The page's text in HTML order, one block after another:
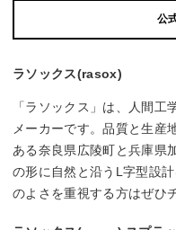
公
ラソックス(rasox)
「ラソックス」は、人間
メーカーです。品質と生産
ある奈良県広陵町と兵庫県
の形に自然と沿うL字型設
のよさを重視する方はぜひ